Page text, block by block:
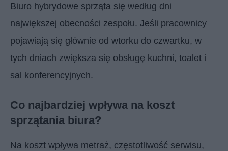
Biuro hybrydowe sprząta się według dni
największej obecności zespołu. Jeśli pracownicy
pojawiają się głównie od wtorku do czwartku, w
tych dniach zwiększa się obsługę kuchni, toalet i
sal konferencyjnych.
Co najbardziej wpływa na koszt
sprzątania biura?
Na koszt wpływa metraż, częstotliwość serwisu,